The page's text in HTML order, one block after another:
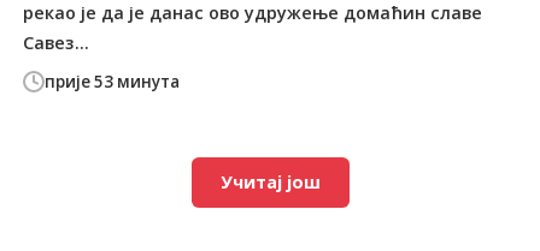
прије 53 минута
рекао је да је данас ово удружење домаћин славе
Савез...
Учитај још